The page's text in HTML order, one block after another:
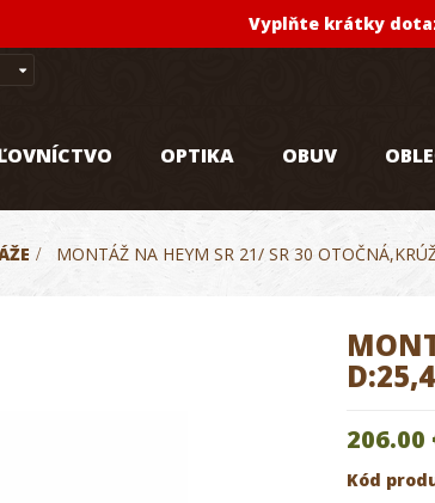
Vyplňte krátky
OPTIKA OBUV
> MONTÁŽ NA HEYM SR 21/ SR 30
206.00
Kód